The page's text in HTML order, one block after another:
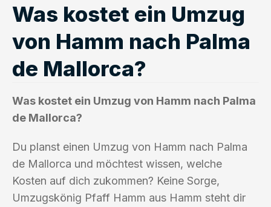
Was kostet ein Umzug
von Hamm nach Palma
de Mallorca?
Was kostet ein Umzug von Hamm nach Palma
de Mallorca?
Du planst einen Umzug von Hamm nach Palma
de Mallorca und möchtest wissen, welche
Kosten auf dich zukommen? Keine Sorge,
Umzugskönig Pfaff Hamm aus Hamm steht dir